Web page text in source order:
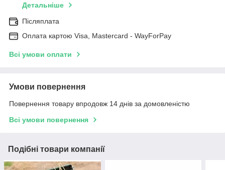
Детальніше
Післяплата
Оплата картою Visa, Mastercard - WayForPay
Всі умови оплати
Умови повернення
Повернення товару впродовж 14 днів за домовленістю
Всі умови повернення
Подібні товари компанії